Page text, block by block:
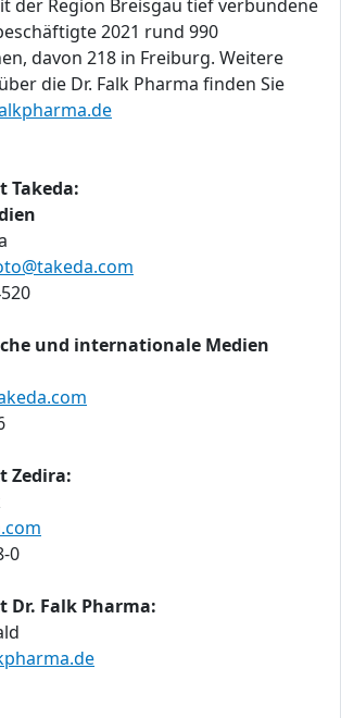
der Region Breisgau tief verbundene
2021 rund 990
davon 218 in Freiburg. Weitere
die Dr. Falk Pharma finden Sie
Takeda:
und internationale Medien
Zedira:
0
Dr. Falk Pharma: